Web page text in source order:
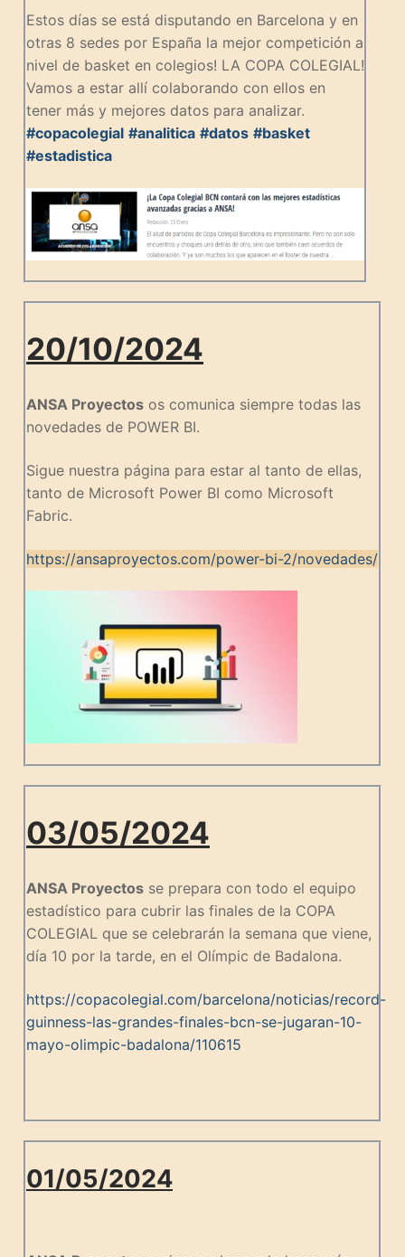
Estos días se está disputando en Barcelona y en
otras 8 sedes por España la mejor competición a
nivel de basket en colegios! LA COPA COLEGIAL!
Vamos a estar allí colaborando con ellos en
tener más y mejores datos para analizar.
#copacolegial #analitica #datos #basket
#estadistica
20/10/2024
ANSA Proyectos os comunica siempre todas las
novedades de POWER BI.
Sigue nuestra página para estar al tanto de ellas,
tanto de Microsoft Power BI como Microsoft
Fabric.
https://ansaproyectos.com/power-bi-2/novedades/
03/05/2024
ANSA Proyectos se prepara con todo el equipo
estadístico para cubrir las finales de la COPA
COLEGIAL que se celebrarán la semana que viene,
día 10 por la tarde, en el Olímpic de Badalona.
https://copacolegial.com/barcelona/noticias/record-
guinness-las-grandes-finales-bcn-se-jugaran-10-
mayo-olimpic-badalona/110615
01/05/2024